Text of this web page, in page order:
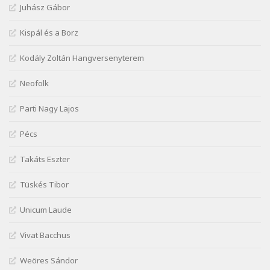
Szélkiáltó
Szélkiáltó
József Attila: Mióta elmentél
József Attila: Ne bántsda gyönge nőt
Szélkiáltó
Szélkiáltó
József Attila: Szerelmesvers
József Attila: Tószunnyadó
Juhász Gábor
Kispál és a Borz
Kodály Zoltán Hangversenyterem
Neofolk
Parti Nagy Lajos
Pécs
Takáts Eszter
Tüskés Tibor
Unicum Laude
Vivat Bacchus
Weöres Sándor